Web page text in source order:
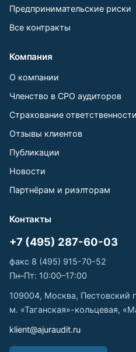
Предпринимательские риски
Все контракты
Компания
О компании
Членство в СРО аудиторов
Страхование ответственности
Отзывы клиентов
Публикации
Новости
Партнёрам и риэлторам
Контакты
+7 (495) 287-60-03
факс 8 (495) 915-70-52
Пн–Пт: 10:00–17:00
109004, Москва, Пестовский
м. «Таганская»-кольцевая,
klient@ajuraudit.ru